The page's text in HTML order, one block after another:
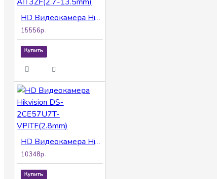
HD Видеокамера Hikvision DS-2CE19U7T-AIT3ZF(2.7-13.5mm)
15556р.
Купить
HD Видеокамера Hikvision DS-2CE57U7T-VPITF(2.8mm)
10348р.
Купить